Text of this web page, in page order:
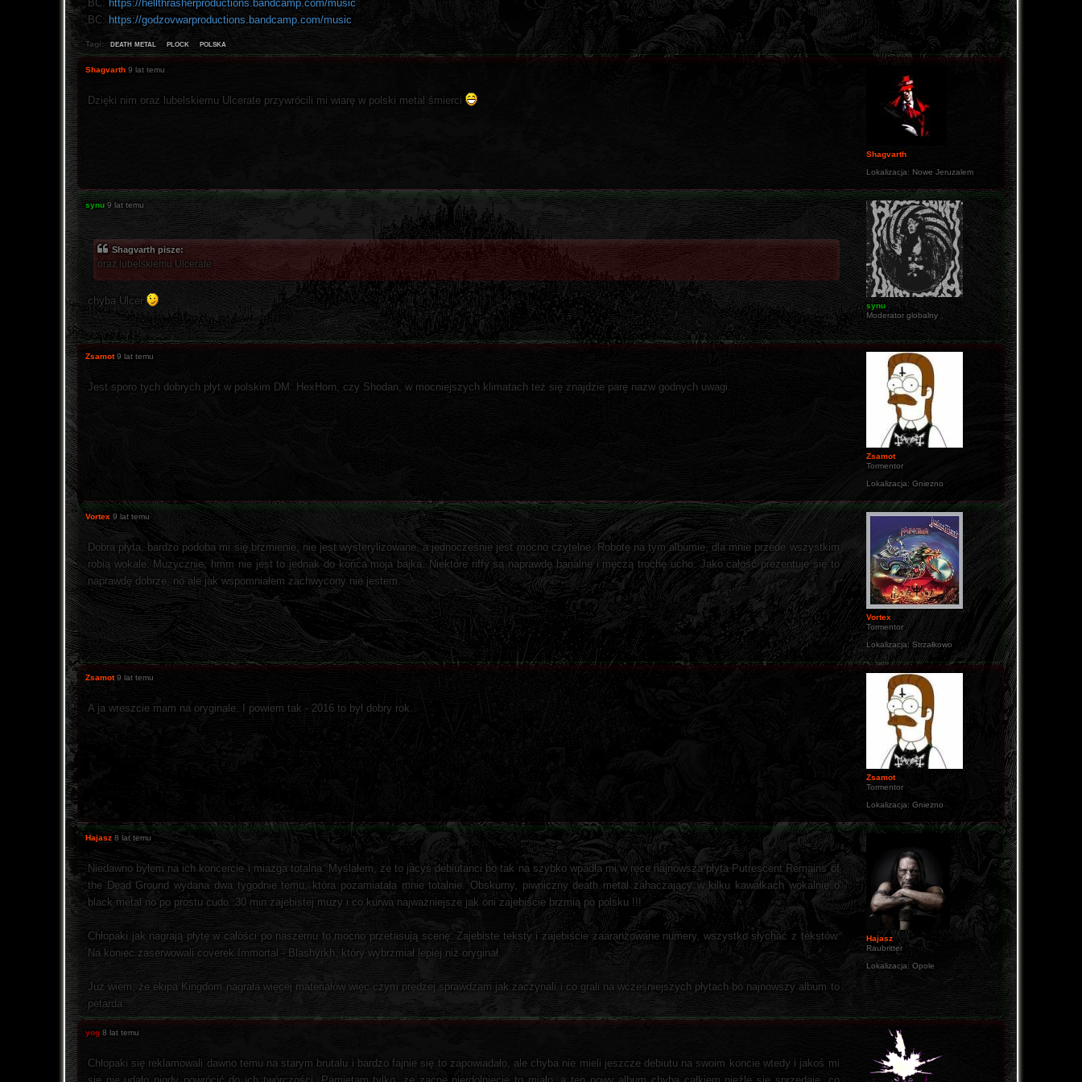
BC: https://hellthrasherproductions.bandcamp.com/music
BC: https://godzovwarproductions.bandcamp.com/music
Tagi: death metal plock polska
Shagvarth
Lokalizacja: Nowe Jeruzalem
Shagvarth 9 lat temu
Dzięki nim oraz lubelskiemu Ulcerate przywrócili mi wiarę w polski metal śmierci
synu
Moderator globalny
synu 9 lat temu
Shagvarth pisze:
oraz lubelskiemu Ulcerate
chyba Ulcer
Zsamot
Tormentor
Lokalizacja: Gniezno
Zsamot 9 lat temu
Jest sporo tych dobrych płyt w polskim DM: HexHorn, czy Shodan, w mocniejszych klimatach też się znajdzie parę nazw godnych uwagi.
Vortex
Tormentor
Lokalizacja: Strzałkowo
Vortex 9 lat temu
Dobra płyta, bardzo podoba mi się brzmienie, nie jest wysterylizowane, a jednocześnie jest mocno czytelne. Robotę na tym albumie, dla mnie przede wszystkim
robią wokale. Muzycznie, hmm nie jest to jednak do końca moja bajka. Niektóre riffy są naprawdę banalne i męczą trochę ucho. Jako całość prezentuje się to
naprawdę dobrze, no ale jak wspomniałem zachwycony nie jestem.
Zsamot
Tormentor
Lokalizacja: Gniezno
Zsamot 9 lat temu
A ja wreszcie mam na oryginale. I powiem tak - 2016 to był dobry rok.
Hajasz
Raubritter
Lokalizacja: Opole
Hajasz 8 lat temu
Niedawno byłem na ich koncercie i miazga totalna. Myślałem, że to jacyś debiutanci bo tak na szybko wpadła mi w ręce najnowsza płyta Putrescent Remains of
the Dead Ground wydana dwa tygodnie temu, która pozamiatała mnie totalnie. Obskurny, piwniczny death metal zahaczający w kilku kawałkach wokalnie o
black metal no po prostu cudo. 30 min zajebistej muzy i co kurwa najważniejsze jak oni zajebiście brzmią po polsku !!!
Chłopaki jak nagrają płytę w całości po naszemu to mocno przetasują scenę. Zajebiste teksty i zajebiście zaaranżowane numery, wszystko słychać z tekstów.
Na koniec zaserwowali coverek Immortal - Blashyrkh, który wybrzmiał lepiej niż oryginał.
Już wiem, że ekipa Kingdom nagrała więcej materiałów więc czym prędzej sprawdzam jak zaczynali i co grali na wcześniejszych płytach bo najnowszy album to
petarda.
yog 8 lat temu
Chłopaki się reklamowali dawno temu na starym brutalu i bardzo fajnie się to zapowiadało, ale chyba nie mieli jeszcze debiutu na swoim koncie wtedy i jakoś mi